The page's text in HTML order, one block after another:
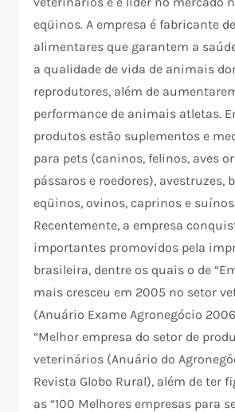
eqüinos. A empresa é fabricante
alimentares que garantem a
a qualidade de vida de animais
reprodutores, além de
performance de animais atletas.
produtos estão suplementos e
para pets (caninos, felinos, aves
pássaros e roedores), avestruzes,
eqüinos, ovinos, caprinos e
Recentemente, a empresa
importantes promovidos pela
brasileira, dentre os quais o de
mais cresceu em 2005 no setor
(Anuário Exame Agronegócio
“Melhor empresa do setor de
veterinários (Anuário do
Revista Globo Rural), além de ter
as “100 Melhores empresas para